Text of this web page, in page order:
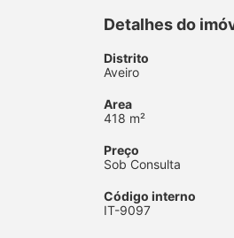
Detalhes do
Distrito
Aveiro
Area
418 m²
Preço
Sob Consulta
Código interno
IT-9097